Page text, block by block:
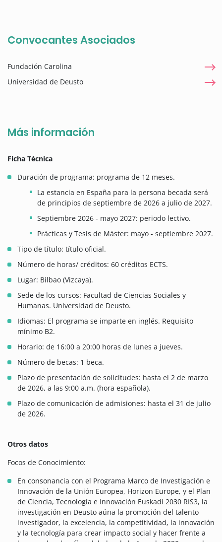
Convocantes Asociados
Fundación Carolina
Universidad de Deusto
Más información
Ficha Técnica
Duración de programa: programa de 12 meses.
La estancia en España para la persona becada será
de principios de septiembre de 2026 a julio de 2027.
Septiembre 2026 - mayo 2027: periodo lectivo.
Prácticas y Tesis de Máster: mayo - septiembre 2027.
Tipo de título: título oficial.
Número de horas/ créditos: 60 créditos ECTS.
Lugar: Bilbao (Vizcaya).
Sede de los cursos: Facultad de Ciencias Sociales y
Humanas. Universidad de Deusto.
Idiomas: El programa se imparte en inglés. Requisito
mínimo B2.
Horario: de 16:00 a 20:00 horas de lunes a jueves.
Número de becas: 1 beca.
Plazo de presentación de solicitudes: hasta el 2 de marzo
de 2026, a las 9:00 a.m. (hora española).
Plazo de comunicación de admisiones: hasta el 31 de julio
de 2026.
Otros datos
Focos de Conocimiento:
En consonancia con el Programa Marco de Investigación e
Innovación de la Unión Europea, Horizon Europe, y el Plan
de Ciencia, Tecnología e Innovación Euskadi 2030 RIS3, la
investigación en Deusto aúna la promoción del talento
investigador, la excelencia, la competitividad, la innovación
y la tecnología para crear impacto social y hacer frente a